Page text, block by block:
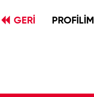
GERİ PROFİLİM